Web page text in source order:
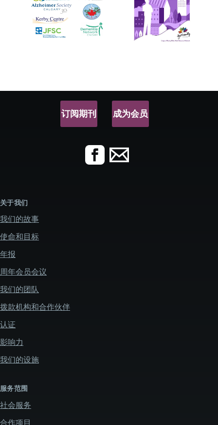
订阅期刊 成为会员
关于我们
我们的故事
使命和目标
年报
周年会员会议
我们的团队
拨款机构和合作伙伴
认证
影响力
我们的设施
服务范围
社会服务
合作项目